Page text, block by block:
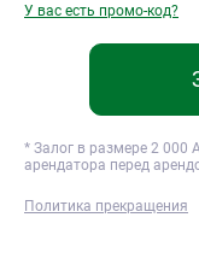
У вас есть промо-код?
* Залог в размере 2 000
арендатора перед
Политика прекращения